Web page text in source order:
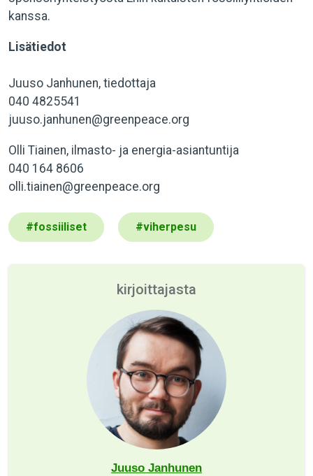
kanssa.
Lisätiedot
Juuso Janhunen, tiedottaja
040 4825541
juuso.janhunen@greenpeace.org
Olli Tiainen, ilmasto- ja energia-asiantuntija
040 164 8606
olli.tiainen@greenpeace.org
#fossiiliset #viherpesu
kirjoittajasta
Juuso Janhunen